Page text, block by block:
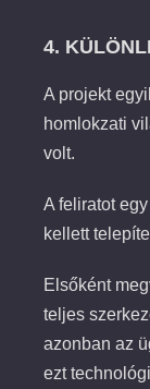
4.
A projekt
homlokzati
volt.
A feliratot
kellett
Elsőként
teljes
azonban az
ezt